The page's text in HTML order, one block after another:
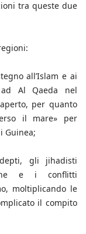
tra queste due
all’Islam e ai
Al Qaeda nel
per quanto
il mare» per
Guinea;
gli jihadisti
e i conflitti
moltiplicando le
il compito